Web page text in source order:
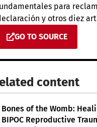
para
y otros diez
GO TO SOURCE
content​
Bones of the Womb:
BIPOC Reproductive